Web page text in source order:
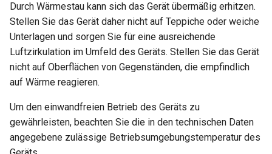
Durch Wärmestau kann sich das Gerät übermäßig erhitzen.
Stellen Sie das Gerät daher nicht auf Teppiche oder weiche
Unterlagen und sorgen Sie für eine ausreichende
Luftzirkulation im Umfeld des Geräts. Stellen Sie das Gerät
nicht auf Oberflächen von Gegenständen, die empfindlich
auf Wärme reagieren.
Um den einwandfreien Betrieb des Geräts zu
gewährleisten, beachten Sie die in den technischen Daten
angegebene zulässige Betriebsumgebungstemperatur des